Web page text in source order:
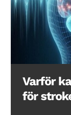
Varför
för